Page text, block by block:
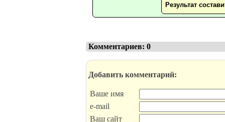
Результат
Комментариев: 0
Добавить комментарий:
Ваше имя
e-mail
Ваш сайт